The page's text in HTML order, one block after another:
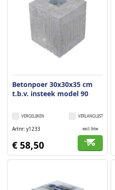
Betonpoer 30x30x35 cm
t.b.v. insteek model 90
VERLANGLIJST
VERGELIJKEN
Artnr y1233 excl. btw
€ 58,50